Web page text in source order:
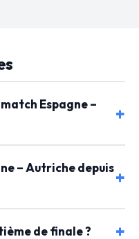
Espagne –
– Autriche depuis
de finale ?